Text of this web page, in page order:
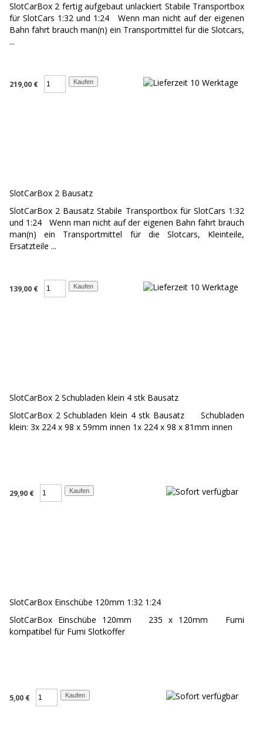
SlotCarBox 2 fertig aufgebaut unlackiert Stabile Transportbox
für SlotCars 1:32 und 1:24 Wenn man nicht auf der eigenen
Bahn fährt brauch man(n) ein Transportmittel für die Slotcars,
...
219,00 €
SlotCarBox 2 Bausatz
SlotCarBox 2 Bausatz Stabile Transportbox für SlotCars 1:32
und 1:24 Wenn man nicht auf der eigenen Bahn fährt brauch
man(n) ein Transportmittel für die Slotcars, Kleinteile,
Ersatzteile ...
139,00 €
SlotCarBox 2 Schubladen klein 4 stk Bausatz
SlotCarBox 2 Schubladen klein 4 stk Bausatz Schubladen
klein: 3x 224 x 98 x 59mm innen 1x 224 x 98 x 81mm innen
29,90 €
SlotCarBox Einschübe 120mm 1:32 1:24
SlotCarBox Einschübe 120mm 235 x 120mm Fumi
kompatibel für Fumi Slotkoffer
5,00 €